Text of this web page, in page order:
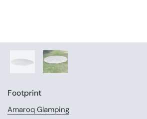
Footprint
Amaroq Glamping